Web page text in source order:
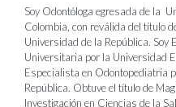
Soy Odontóloga egresada de la
Colombia, con reválida del título
Universidad de la República. Soy
Universitaria por la Universidad
Especialista en Odontopediatría
República. Obtuve el título de
Investigación en Ciencias de la